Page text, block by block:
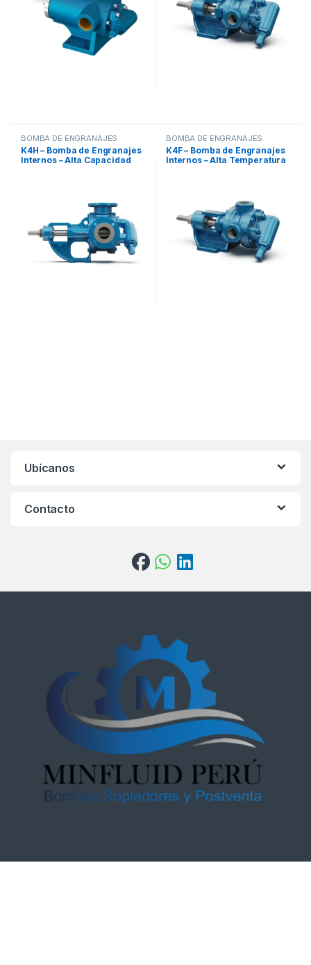
BOMBA DE ENGRANAJES
EXCÉNTRICA INTERNA
BOMBAS
K4H – Bomba de Engranajes
Internos – Alta Capacidad
BOMBA DE ENGRANAJES
EXCÉNTRICA INTERNA
BOMBAS
K4F – Bomba de Engranajes
Internos – Alta Temperatura
Ubícanos
Contacto